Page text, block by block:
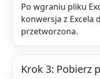
Po wgraniu pliku
konwersja z Excela
przetworzona.
Krok 3: Pobierz